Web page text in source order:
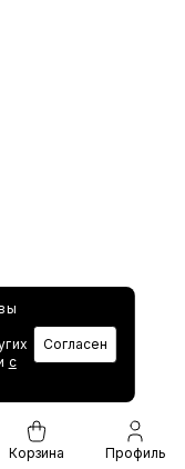
с
Согласен
Корзина Профиль